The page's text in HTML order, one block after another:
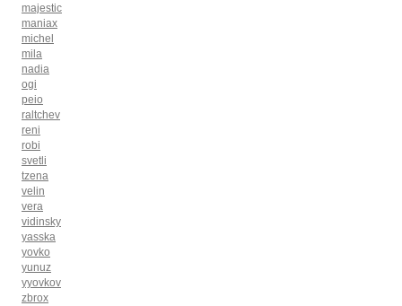
majestic
maniax
michel
mila
nadia
ogi
peio
raltchev
reni
robi
svetli
tzena
velin
vera
vidinsky
yasska
yovko
yunuz
yyovkov
zbrox